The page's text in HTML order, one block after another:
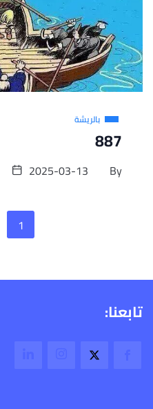
بالريشة
887
By
2025-03-13
1
تابعنا: